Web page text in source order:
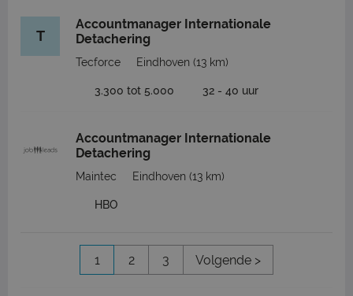
T
Accountmanager Internationale
Detachering
Tecforce Eindhoven (13 km)
3.300 tot 5.000 32 - 40 uur
Accountmanager Internationale
Detachering
Maintec Eindhoven (13 km)
HBO
1 2 3 Volgende >